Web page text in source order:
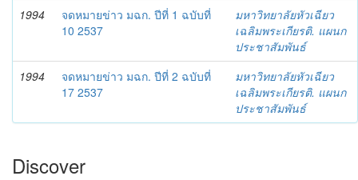
1994
จดหมายข่าว มฉก. ปีที่ 1 ฉบับที่
10 2537
มหาวิทยาลัยหัวเฉียว
เฉลิมพระเกียรติ. แผนก
ประชาสัมพันธ์
1994
จดหมายข่าว มฉก. ปีที่ 2 ฉบับที่
17 2537
มหาวิทยาลัยหัวเฉียว
เฉลิมพระเกียรติ. แผนก
ประชาสัมพันธ์
Discover